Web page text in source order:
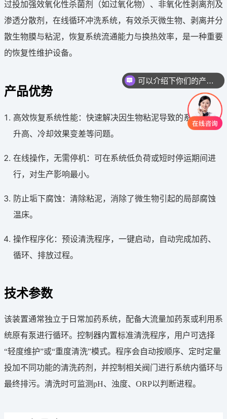
过投加强效氧化性杀菌剂（如过氧化物）、非氧化性剥离剂及
渗透分散剂，在线循环冲洗系统，有效杀灭微生物、剥离并分
散生物膜与粘泥，恢复系统流通能力与换热效率，是一种重要
的恢复性维护设备。
产品优势
高效恢复系统性能：快速解决因生物粘泥导致的系统压降
升高、冷却效果变差等问题。
在线操作，无需停机：可在系统低负荷或短时停运期间进
行，对生产影响最小。
防止垢下腐蚀：清除粘泥，消除了微生物引起的局部腐蚀
温床。
操作程序化：预设清洗程序，一键启动，自动完成加药、
循环、排放过程。
技术参数
该装置通常独立于日常加药系统，配备大流量加药泵或利用系
统原有泵进行循环。控制器内置标准清洗程序，用户可选择
“轻度维护”或“重度清洗”模式。程序会自动按顺序、定时定量
投加不同功能的清洗药剂，并控制相关阀门进行系统内循环与
最终排污。清洗时可监测pH、浊度、ORP以判断进程。